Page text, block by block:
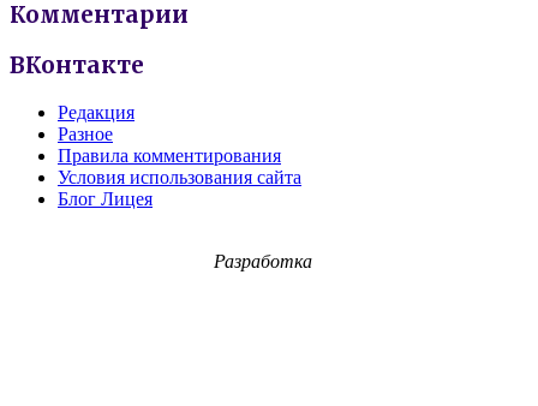
Комментарии
ВКонтакте
Редакция
Разное
Правила комментирования
Условия использования сайта
Блог Лицея
Разработка